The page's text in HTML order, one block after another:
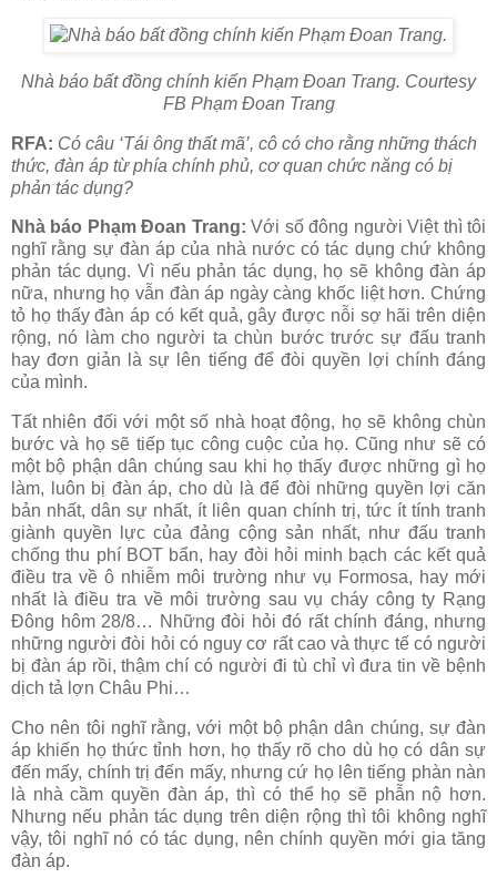
Nhà báo bất đồng chính kiến Phạm Đoan Trang. Courtesy
FB Phạm Đoan Trang
RFA: Có câu ‘Tái ông thất mã’, cô có cho rằng những thách
thức, đàn áp từ phía chính phủ, cơ quan chức năng có bị
phản tác dụng?
Nhà báo Phạm Đoan Trang:Với số đông người Việt thì tôi
nghĩ rằng sự đàn áp của nhà nước có tác dụng chứ không
phản tác dụng. Vì nếu phản tác dụng, họ sẽ không đàn áp
nữa, nhưng họ vẫn đàn áp ngày càng khốc liệt hơn. Chứng
tỏ họ thấy đàn áp có kết quả, gây được nỗi sợ hãi trên diện
rộng, nó làm cho người ta chùn bước trước sự đấu tranh
hay đơn giản là sự lên tiếng để đòi quyền lợi chính đáng
của mình.
Tất nhiên đối với một số nhà hoạt động, họ sẽ không chùn
bước và họ sẽ tiếp tục công cuộc của họ. Cũng như sẽ có
một bộ phận dân chúng sau khi họ thấy được những gì họ
làm, luôn bị đàn áp, cho dù là để đòi những quyền lợi căn
bản nhất, dân sự nhất, ít liên quan chính trị, tức ít tính tranh
giành quyền lực của đảng cộng sản nhất, như đấu tranh
chống thu phí BOT bẩn, hay đòi hỏi minh bạch các kết quả
điều tra về ô nhiễm môi trường như vụ Formosa, hay mới
nhất là điều tra về môi trường sau vụ cháy công ty Rạng
Đông hôm 28/8… Những đòi hỏi đó rất chính đáng, nhưng
những người đòi hỏi có nguy cơ rất cao và thực tế có người
bị đàn áp rồi, thậm chí có người đi tù chỉ vì đưa tin về bệnh
dịch tả lợn Châu Phi…
Cho nên tôi nghĩ rằng, với một bộ phận dân chúng, sự đàn
áp khiến họ thức tỉnh hơn, họ thấy rõ cho dù họ có dân sự
đến mấy, chính trị đến mấy, nhưng cứ họ lên tiếng phàn nàn
là nhà cầm quyền đàn áp, thì có thể họ sẽ phẫn nộ hơn.
Nhưng nếu phản tác dụng trên diện rộng thì tôi không nghĩ
vậy, tôi nghĩ nó có tác dụng, nên chính quyền mới gia tăng
đàn áp.